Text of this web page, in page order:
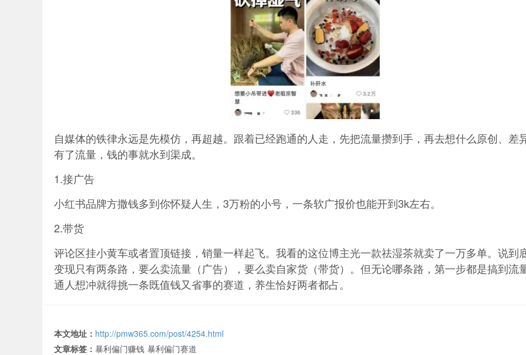
自媒体的铁律永远是先模仿，再超越。跟着已经跑通的人走，先把流量攒到手，再去想什么原创、差
有了流量，钱的事就水到渠成。
1.接广告
小红书品牌方撒钱多到你怀疑人生，3万粉的小号，一条软广报价也能开到3k左右。
2.带货
评论区挂小黄车或者置顶链接，销量一样起飞。我看的这位博主光一款祛湿茶就卖了一万多单。说到
变现只有两条路，要么卖流量（广告），要么卖自家货（带货）。但无论哪条路，第一步都是搞到流
通人想冲就得挑一条既值钱又省事的赛道，养生恰好两者都占。
本文地址： http://pmw365.com/post/4254.html
文章标签： 暴利偏门赚钱 暴利偏门赛道